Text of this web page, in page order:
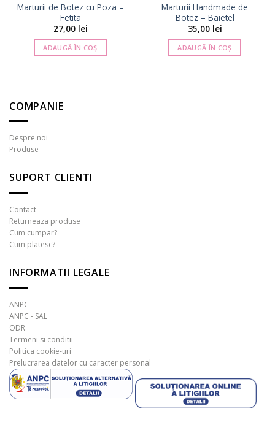
Marturii de Botez cu Poza –
Fetita
27,00 lei
ADAUGĂ ÎN COȘ
Marturii Handmade de
Botez – Baietel
35,00 lei
ADAUGĂ ÎN COȘ
COMPANIE
Despre noi
Produse
SUPORT CLIENTI
Contact
Returneaza produse
Cum cumpar?
Cum platesc?
INFORMATII LEGALE
ANPC
ANPC - SAL
ODR
Termeni si conditii
Politica cookie-uri
Prelucrarea datelor cu caracter personal